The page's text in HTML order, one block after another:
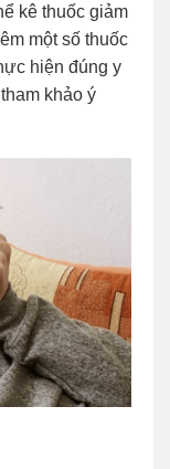
kê thuốc giảm
một số thuốc
hiện đúng y
khảo ý